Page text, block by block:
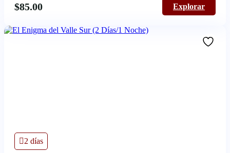
$85.00 Explorar
2 días